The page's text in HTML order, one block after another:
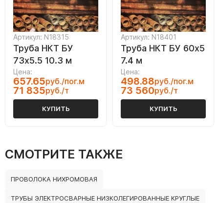
Артикул: N18315
Труба НКТ БУ
73х5.5 10.3 м
Цена:
657.65руб./пог.м
71 835руб./т
КУПИТЬ
Артикул: N18401
Труба НКТ БУ 60х5
7.4 м
Цена:
498.88руб./пог.м
73 560руб./т
КУПИТЬ
СМОТРИТЕ ТАКЖЕ
ПРОВОЛОКА НИХРОМОВАЯ
ТРУБЫ ЭЛЕКТРОСВАРНЫЕ НИЗКОЛЕГИРОВАННЫЕ КРУГЛЫЕ